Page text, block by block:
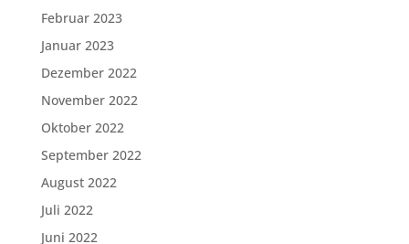
Februar 2023
Januar 2023
Dezember 2022
November 2022
Oktober 2022
September 2022
August 2022
Juli 2022
Juni 2022